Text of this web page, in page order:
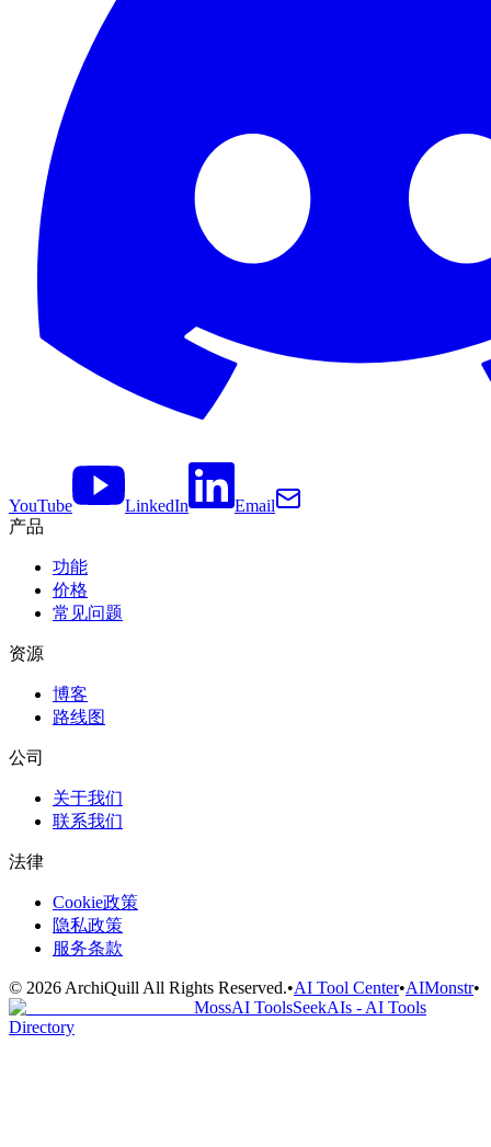
YouTube LinkedIn
Email
产品
功能
价格
常见问题
资源
博客
路线图
公司
关于我们
联系我们
法律
Cookie政策
隐私政策
服务条款
© 2026 ArchiQuill All Rights Reserved.•AI Tool Center•AIMonstr•
MossAI ToolsSeekAIs - AI Tools
Directory